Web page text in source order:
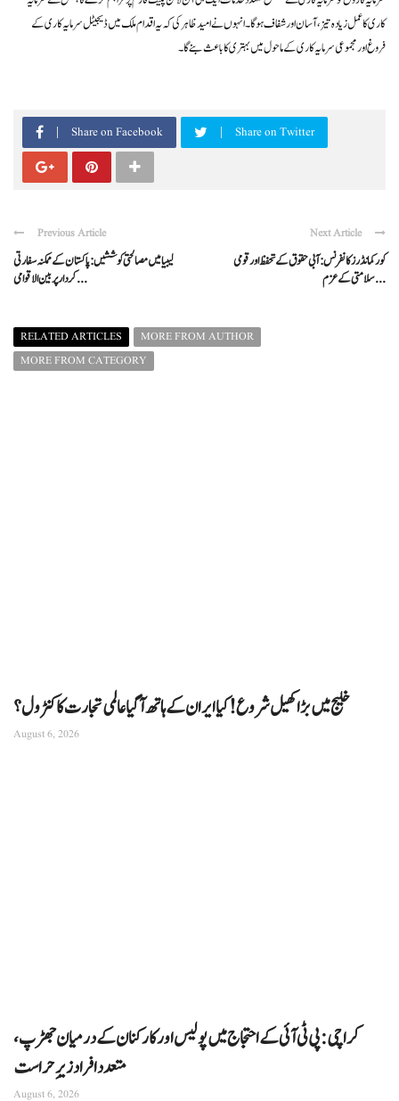
کاری کا عمل زیادہ تیز، آسان اور شفاف ہوگا۔ انہوں نے امید ظاہر کی کہ یہ اقدام ملک میں ڈیجیٹل سرمایہ کاری کے
فروغ اور مجموعی سرمایہ کاری کے ماحول میں بہتری کا باعث بنے گا۔
Share on Facebook Share on Twitter
Previous Article
لیبیا میں مصالحتی کوششیں: پاکستان کے ممکنہ سفارتی
کردار پر بین الاقوامی ...
Next Article
کور کمانڈرز کانفرنس: آبی حقوق کے تحفظ اور قومی
سلامتی کے عزم ...
RELATED ARTICLES
MORE FROM AUTHOR
MORE FROM CATEGORY
خلیج میں بڑا کھیل شروع! کیا ایران کے ہاتھ آ گیا عالمی تجارت کا کنٹرول؟
August 6, 2026
کراچی: پی ٹی آئی کے احتجاج میں پولیس اور کارکنان کے درمیان جھڑپ،
متعدد افراد زیرِ حراست
August 6, 2026